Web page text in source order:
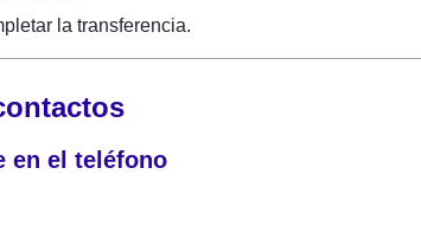
la transferencia.
en el teléfono